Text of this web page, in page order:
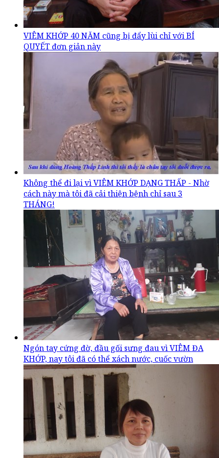
VIÊM KHỚP 40 NĂM cũng bị đẩy lùi chỉ với BÍ
QUYẾT đơn giản này
Không thể đi lại vì VIÊM KHỚP DẠNG THẤP - Nhờ
cách này mà tôi đã cải thiện bệnh chỉ sau 3
THÁNG!
Ngón tay cứng đờ, đầu gối sưng đau vì VIÊM ĐA
KHỚP, nay tôi đã có thể xách nước, cuốc vườn